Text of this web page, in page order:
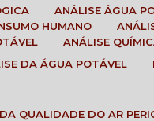
ANÁLISE ÁGUA
HUMANO
ANÁLISE
DA ÁGUA POTÁVEL
DA QUALIDADE DO AR